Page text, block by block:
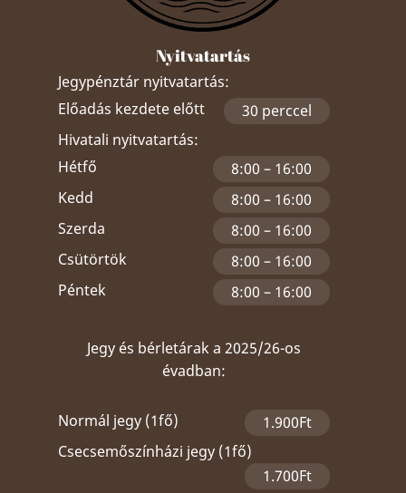
Nyitvatartás
Jegypénztár nyitvatartás:
Előadás kezdete előtt
30 perccel
Hivatali nyitvatartás:
Hétfő
8:00 – 16:00
Kedd
8:00 – 16:00
Szerda
8:00 – 16:00
Csütörtök
8:00 – 16:00
Péntek
8:00 – 16:00
Jegy és bérletárak a 2025/26-os
évadban:
Normál jegy (1fő)
1.900Ft
Csecsemőszínházi jegy (1fő)
1.700Ft